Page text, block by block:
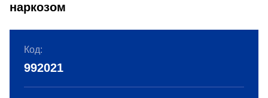
наркозом
Код:
992021